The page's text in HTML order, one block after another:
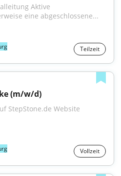
Aktive
eine abgeschlossene...
Teilzeit
(m/w/d)
StepStone.de Website
Vollzeit